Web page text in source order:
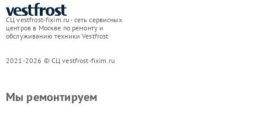
СЦ vestfrost-fixim.ru - сеть сервисных
центров в Москве по ремонту и
обслуживанию техники Vestfrost
2021-2026 © СЦ vestfrost-fixim.ru
Мы ремонтируем